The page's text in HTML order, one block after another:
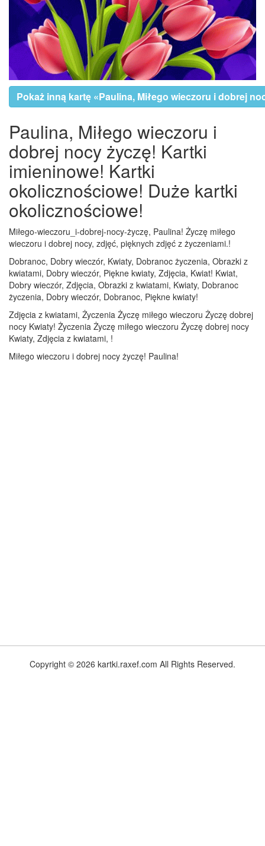
Pokaż inną kartę «Paulina, Miłego wieczoru i dobrej
Paulina, Miłego wieczoru i
dobrej nocy życzę! Kartki
imieninowe! Kartki
okolicznościowe! Duże kartki
okolicznościowe!
Miłego-wieczoru_i-dobrej-nocy-życzę, Paulina! Życzę miłego
wieczoru i dobrej nocy, zdjęć, pięknych zdjęć z życzeniami.!
Dobranoc, Dobry wieczór, Kwiaty, Dobranoc życzenia, Obrazki z
kwiatami, Dobry wieczór, Piękne kwiaty, Zdjęcia, Kwiat! Kwiat,
Dobry wieczór, Zdjęcia, Obrazki z kwiatami, Kwiaty, Dobranoc
życzenia, Dobry wieczór, Dobranoc, Piękne kwiaty!
Zdjęcia z kwiatami, Życzenia Życzę miłego wieczoru Życzę dobrej
nocy Kwiaty! Życzenia Życzę miłego wieczoru Życzę dobrej nocy
Kwiaty, Zdjęcia z kwiatami, !
Miłego wieczoru i dobrej nocy życzę! Paulina!
Copyright © 2026 kartki.raxef.com All Rights Reserved.